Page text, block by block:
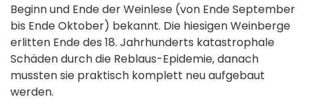
Beginn und Ende der Weinlese (von Ende September
bis Ende Oktober) bekannt. Die hiesigen Weinberge
erlitten Ende des 18. Jahrhunderts katastrophale
Schäden durch die Reblaus-Epidemie, danach
mussten sie praktisch komplett neu aufgebaut
werden.